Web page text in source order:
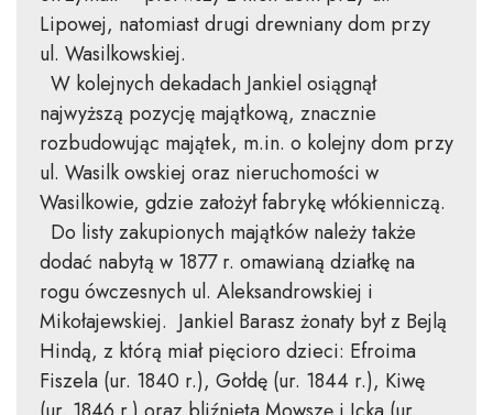
Lipowej, natomiast drugi drewniany dom przy
ul. Wasilkowskiej.
W kolejnych dekadach Jankiel osiągnął
najwyższą pozycję majątkową, znacznie
rozbudowując majątek, m.in. o kolejny dom przy
ul. Wasilk owskiej oraz nieruchomości w
Wasilkowie, gdzie założył fabrykę włókienniczą.
Do listy zakupionych majątków należy także
dodać nabytą w 1877 r. omawianą działkę na
rogu ówczesnych ul. Aleksandrowskiej i
Mikołajewskiej. Jankiel Barasz żonaty był z Bejlą
Hindą, z którą miał pięcioro dzieci: Efroima
Fiszela (ur. 1840 r.), Gołdę (ur. 1844 r.), Kiwę